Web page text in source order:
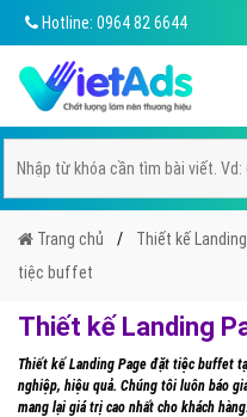
Hotline: 0964 82 6644
Trang chủ Thiết kế
tiệc buffet
Thiết kế Landing
Thiết kế Landing Page đặt tiệc buffet
nghiệp, hiệu quả. Chúng tôi luôn báo
mang lại giá trị cao nhất cho khách hàng.